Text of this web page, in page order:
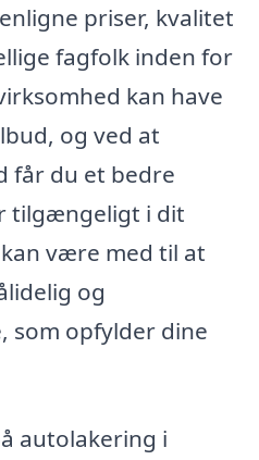
priser, kvalitet
fagfolk inden for
kan have
og ved at
får du et bedre
tilgængeligt i dit
være med til at
og
som opfylder dine
autolakering i